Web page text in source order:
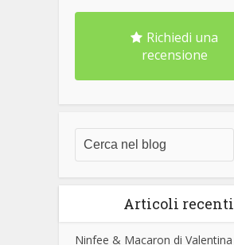
Richiedi una
recensione
Articoli recenti
Ninfee & Macaron di Valentina